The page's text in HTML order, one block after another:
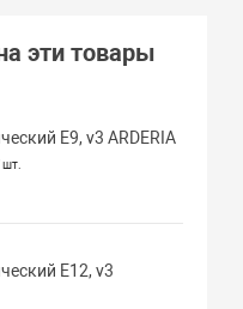
эти товары
E9, v3 ARDERIA
шт.
E12, v3